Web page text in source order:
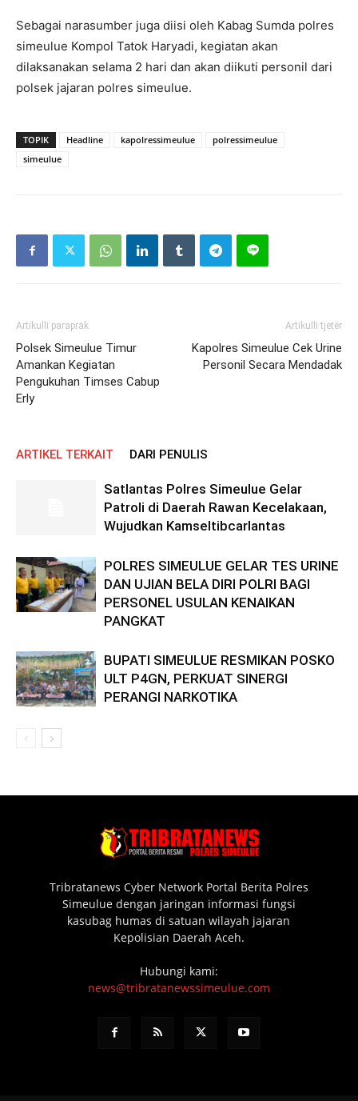
Sebagai narasumber juga diisi oleh Kabag Sumda polres
simeulue Kompol Tatok Haryadi, kegiatan akan
dilaksanakan selama 2 hari dan akan diikuti personil dari
polsek jajaran polres simeulue.
TOPIK Headline kapolressimeulue
polressimeulue
simeulue
Artikulli paraprak
Polsek Simeulue Timur
Amankan Kegiatan
Pengukuhan Timses Cabup
Erly
Artikulli tjetër
Kapolres Simeulue Cek Urine
Personil Secara Mendadak
ARTIKEL TERKAIT DARI PENULIS
Satlantas Polres Simeulue Gelar
Patroli di Daerah Rawan Kecelakaan,
Wujudkan Kamseltibcarlantas
POLRES SIMEULUE GELAR TES URINE
DAN UJIAN BELA DIRI POLRI BAGI
PERSONEL USULAN KENAIKAN
PANGKAT
BUPATI SIMEULUE RESMIKAN POSKO
ULT P4GN, PERKUAT SINERGI
PERANGI NARKOTIKA
Tribratanews Cyber Network Portal Berita Polres
Simeulue dengan jaringan informasi fungsi
kasubag humas di satuan wilayah jajaran
Kepolisian Daerah Aceh.
Hubungi kami:
news@tribratanewssimeulue.com